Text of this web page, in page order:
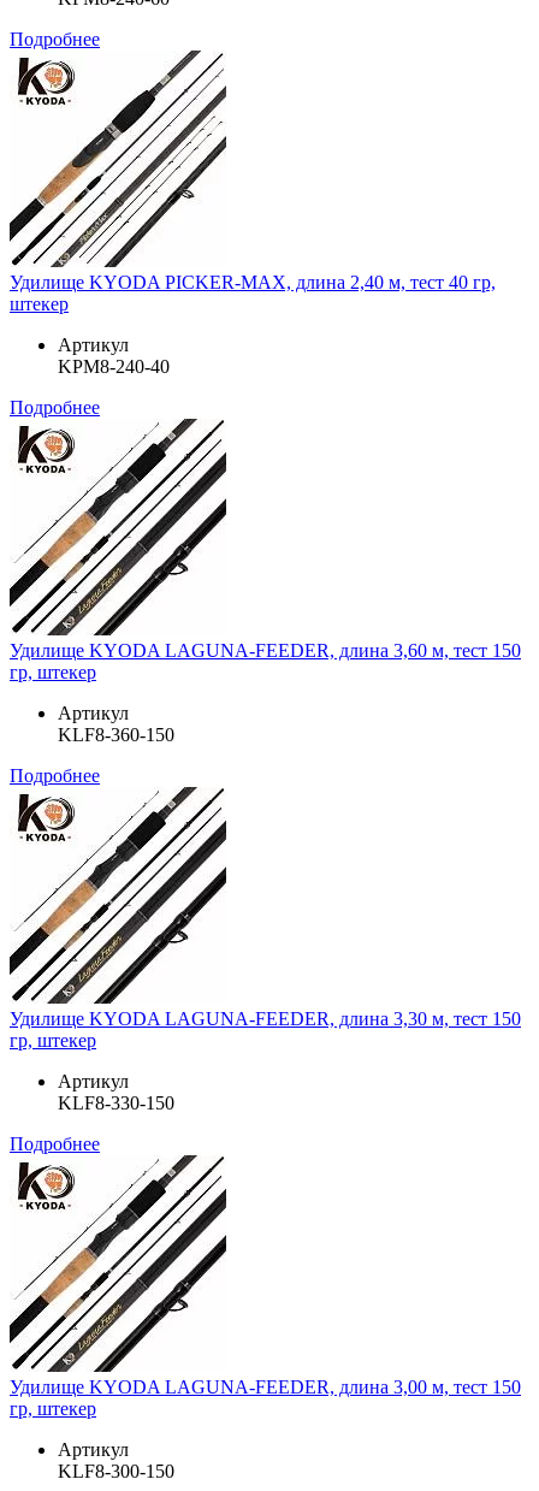
Подробнее
Удилище KYODA PICKER-MAX, длина 2,40 м, тест 40 гр,
штекер
Артикул
KPM8-240-40
Подробнее
Удилище KYODA LAGUNA-FEEDER, длина 3,60 м, тест 150
гр, штекер
Артикул
KLF8-360-150
Подробнее
Удилище KYODA LAGUNA-FEEDER, длина 3,30 м, тест 150
гр, штекер
Артикул
KLF8-330-150
Подробнее
Удилище KYODA LAGUNA-FEEDER, длина 3,00 м, тест 150
гр, штекер
Артикул
KLF8-300-150